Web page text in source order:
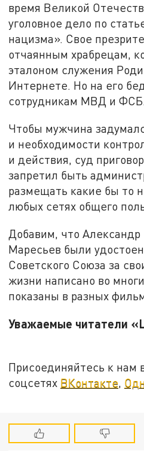
время Великой
уголовное дело по
нацизма». Свое
отчаянным храбрецам,
эталоном служения
Интернете. Но на его
сотрудникам МВД и ФСБ.
Чтобы мужчина
и необходимости
и действия, суд
запретил быть
размещать какие бы то
любых сетях общего
Добавим, что
Маресьев были
Советского Союза за
жизни написано во
показаны в разных
Уважаемые читатели
Присоединяйтесь к нам
соцсетях ВКонтакте,